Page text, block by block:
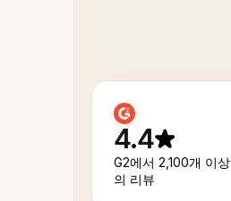
4.4
G2에서 2,100개 이상
의 리뷰